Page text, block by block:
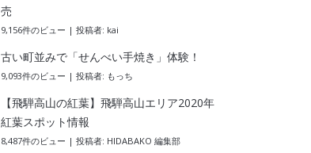
売
9,156件のビュー | 投稿者: kai
古い町並みで「せんべい手焼き」体験！
9,093件のビュー | 投稿者: もっち
【飛騨高山の紅葉】飛騨高山エリア2020年
紅葉スポット情報
8,487件のビュー | 投稿者: HIDABAKO 編集部